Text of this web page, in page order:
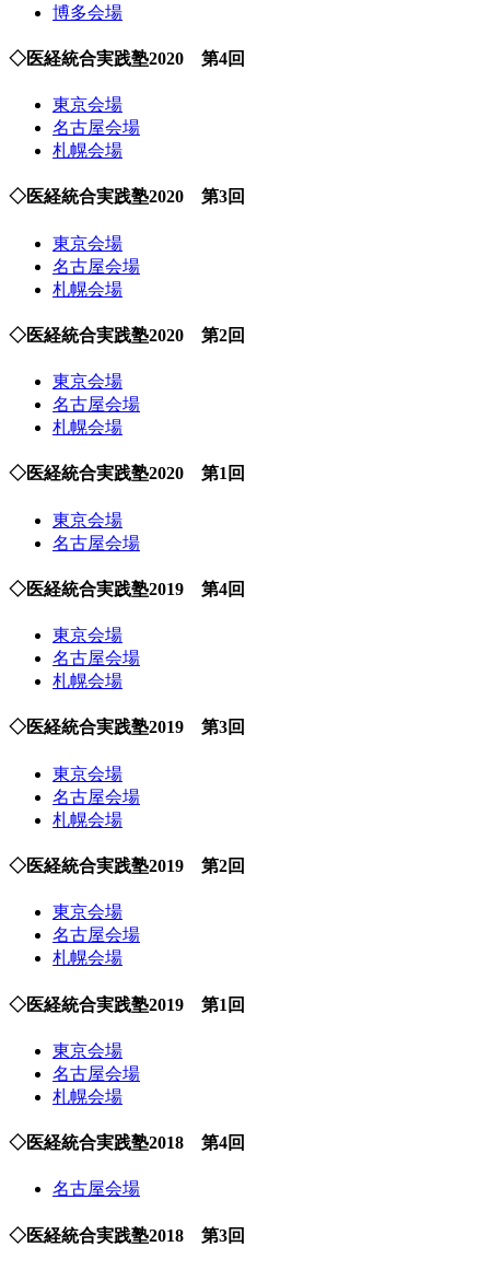
博多会場
◇医経統合実践塾2020 第4回
東京会場
名古屋会場
札幌会場
◇医経統合実践塾2020 第3回
東京会場
名古屋会場
札幌会場
◇医経統合実践塾2020 第2回
東京会場
名古屋会場
札幌会場
◇医経統合実践塾2020 第1回
東京会場
名古屋会場
◇医経統合実践塾2019 第4回
東京会場
名古屋会場
札幌会場
◇医経統合実践塾2019 第3回
東京会場
名古屋会場
札幌会場
◇医経統合実践塾2019 第2回
東京会場
名古屋会場
札幌会場
◇医経統合実践塾2019 第1回
東京会場
名古屋会場
札幌会場
◇医経統合実践塾2018 第4回
名古屋会場
◇医経統合実践塾2018 第3回